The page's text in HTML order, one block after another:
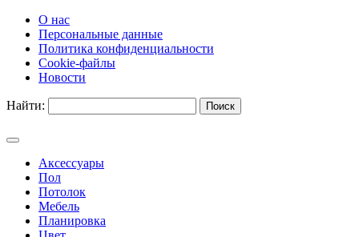
О нас
Персональные данные
Политика конфиденциальности
Cookie-файлы
Новости
Найти:
Аксессуары
Пол
Потолок
Мебель
Планировка